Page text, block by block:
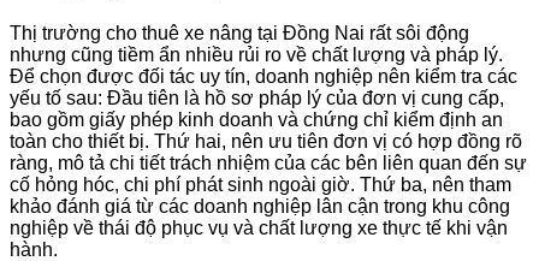
Thị trường cho thuê xe nâng tại Đồng Nai rất sôi động
nhưng cũng tiềm ẩn nhiều rủi ro về chất lượng và pháp lý.
Để chọn được đối tác uy tín, doanh nghiệp nên kiểm tra các
yếu tố sau: Đầu tiên là hồ sơ pháp lý của đơn vị cung cấp,
bao gồm giấy phép kinh doanh và chứng chỉ kiểm định an
toàn cho thiết bị. Thứ hai, nên ưu tiên đơn vị có hợp đồng rõ
ràng, mô tả chi tiết trách nhiệm của các bên liên quan đến sự
cố hỏng hóc, chi phí phát sinh ngoài giờ. Thứ ba, nên tham
khảo đánh giá từ các doanh nghiệp lân cận trong khu công
nghiệp về thái độ phục vụ và chất lượng xe thực tế khi vận
hành.